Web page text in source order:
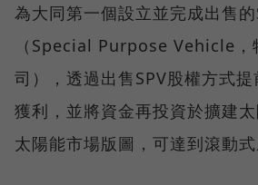
為大同第一個設立並完成出售的
（Special Purpose Vehicle，
司），透過出售SPV股權方式
獲利，並將資金再投資於擴建
太陽能市場版圖，可達到滾動式